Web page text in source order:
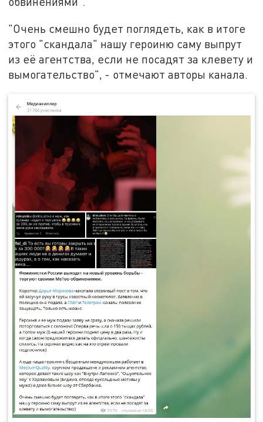
"Очень смешно будет поглядеть, как в итоге
этого "скандала" нашу героиню саму выпрут
из её агентства, если не посадят за клевету и
вымогательство", - отмечают авторы канала.